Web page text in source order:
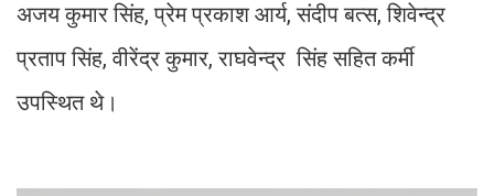
अजय कुमार सिंह, प्रेम प्रकाश आर्य, संदीप बत्स, शिवेन्द्र
प्रताप सिंह, वीरेंद्र कुमार, राघवेन्द्र सिंह सहित कर्मी
उपस्थित थे।